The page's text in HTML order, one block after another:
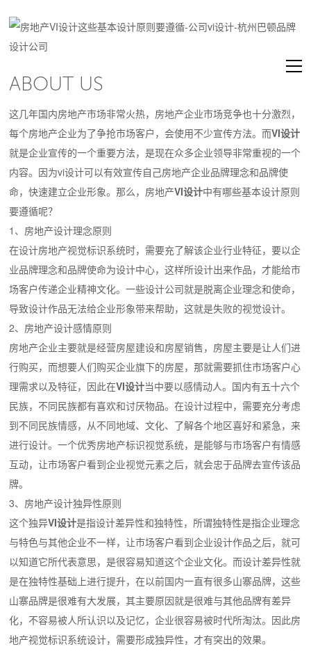
ABOUT US
这几年国内房地产市场非常火热，房地产企业市场竞争也十分激烈，
每个房地产企业为了争抢市场客户，会使用不少宣传方法。而VI设计
就是企业宣传的一个重要方法，是现在众多企业领导非常重视的一个
内容。因为vi设计可以有效宣传自己房地产企业品牌理念和品牌使
命，快速建立企业形象。那么，房地产VI设计中有哪些基本设计原则
要遵循呢？
1、房地产设计理念原则
在设计房地产视觉标识系统时，需要充了解该企业行业特征，要以企
业品牌理念和品牌使命为设计中心，这样所设计出来作品，才能给市
场客户传递企业精神文化。一些设计公司就是脱离企业理念和使命，
导致设计作品无法给企业形象带来帮助，这就是失败的视觉设计。
2、房地产设计感情原则
房地产企业主要就是经营房屋建设和房屋销售，房屋主要是让人们进
行购买，而想要人们购买企业旗下的房屋，那就需要抓住市场客户心
理需求以及特征，因此在VI设计当中要以感情动人。国内有五十六个
民族，不同民族都有喜欢和讨厌物品。在设计过程中，需要充分考虑
到不同民族情感，从不同地域、文化、了解各个地区喜好和紧急，来
进行设计。一个优秀房地产标识视觉系统，是能够与市场客户有情感
互动，让市场客户看到企业视觉元素之后，就会忠于品牌去宣传该品
牌。
3、房地产设计独异性原则
这个独异VI设计是指设计差异性和独特性，所谓独特性是指企业理念
与特色与其他企业不一样，让市场客户看到企业设计作品之后，就可
以知道它所代表意思，是很容易知道这个企业文化。而设计差异性就
是在独特性基础上进行提升，在以前国内一直有很多山寨品牌，这些
山寨品牌是很难有大发展，其主要原因就是很难与其他品牌有差异
化，不容易被人所认识以及记忆，企业很容易被时代所淘汰。因此房
地产视觉标识系统设计，需要形成独异性，才有突出的效果。